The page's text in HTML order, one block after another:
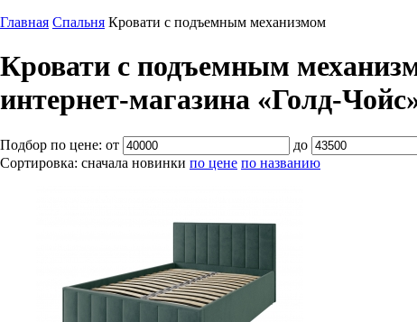
Главная Спальня Кровати с подъемным механизмом
Кровати с подъемным
интернет-магазина «Голд-
Подбор по цене: от
до
Сортировка: сначала новинки по цене по названию